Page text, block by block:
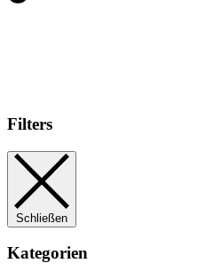
Filters
Schließen
Kategorien